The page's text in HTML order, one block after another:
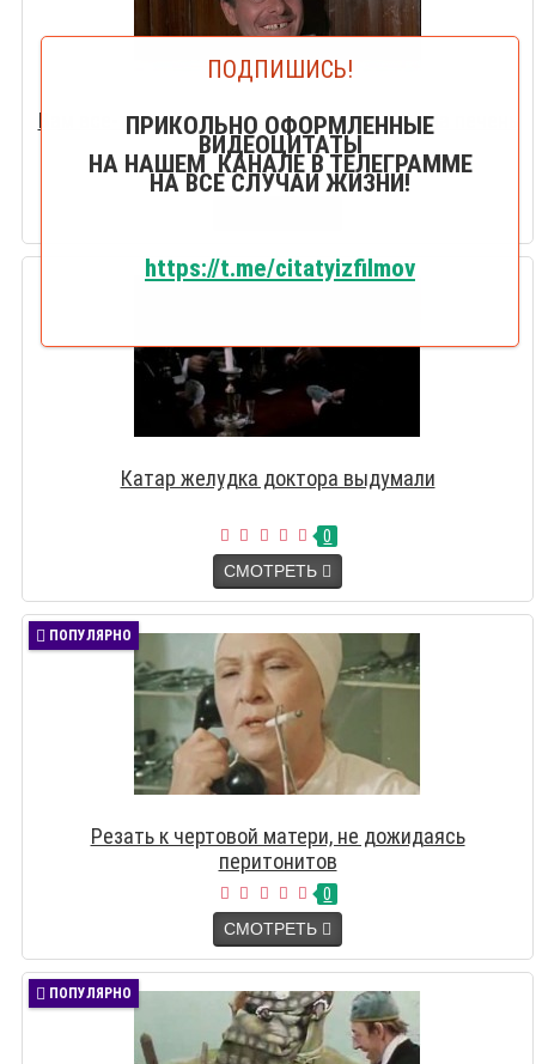
Вам все-таки следует обратить внимание на печень
0
Катар желудка доктора выдумали
0
СМОТРЕТЬ
ПОПУЛЯРНО
Резать к чертовой матери, не дожидаясь
перитонитов
0
СМОТРЕТЬ
ПОПУЛЯРНО
ПОДПИШИСЬ!
ПРИКОЛЬНО ОФОРМЛЕННЫЕ
ВИДЕОЦИТАТЫ
НА НАШЕМ КАНАЛЕ В ТЕЛЕГРАММЕ
НА ВСЕ СЛУЧАИ ЖИЗНИ!
https://t.me/citatyizfilmov